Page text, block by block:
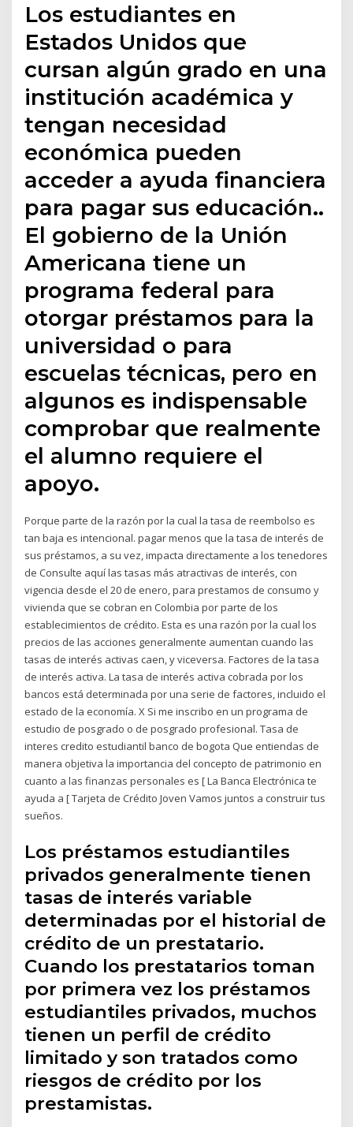
Los estudiantes en
Estados Unidos que
cursan algún grado en una
institución académica y
tengan necesidad
económica pueden
acceder a ayuda financiera
para pagar sus educación..
El gobierno de la Unión
Americana tiene un
programa federal para
otorgar préstamos para la
universidad o para
escuelas técnicas, pero en
algunos es indispensable
comprobar que realmente
el alumno requiere el
apoyo.
Porque parte de la razón por la cual la tasa de reembolso es
tan baja es intencional. pagar menos que la tasa de interés de
sus préstamos, a su vez, impacta directamente a los tenedores
de Consulte aquí las tasas más atractivas de interés, con
vigencia desde el 20 de enero, para prestamos de consumo y
vivienda que se cobran en Colombia por parte de los
establecimientos de crédito. Esta es una razón por la cual los
precios de las acciones generalmente aumentan cuando las
tasas de interés activas caen, y viceversa. Factores de la tasa
de interés activa. La tasa de interés activa cobrada por los
bancos está determinada por una serie de factores, incluido el
estado de la economía. X Si me inscribo en un programa de
estudio de posgrado o de posgrado profesional. Tasa de
interes credito estudiantil banco de bogota Que entiendas de
manera objetiva la importancia del concepto de patrimonio en
cuanto a las finanzas personales es [ La Banca Electrónica te
ayuda a [ Tarjeta de Crédito Joven Vamos juntos a construir tus
sueños.
Los préstamos estudiantiles
privados generalmente tienen
tasas de interés variable
determinadas por el historial de
crédito de un prestatario.
Cuando los prestatarios toman
por primera vez los préstamos
estudiantiles privados, muchos
tienen un perfil de crédito
limitado y son tratados como
riesgos de crédito por los
prestamistas.